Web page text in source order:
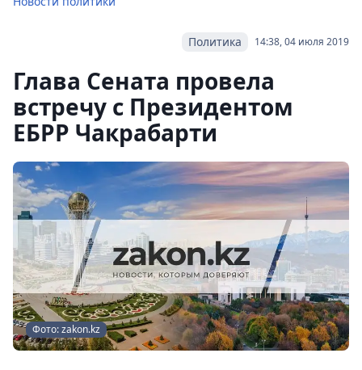
14:38, 04 июля 2019
Политика
Глава Сената провела
встречу с Президентом
ЕБРР Чакрабарти
Фото: zakon.kz